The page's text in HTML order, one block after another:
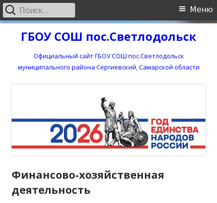
содержимому
ГБОУ СОШ пос.Светлодольск
Официальный сайт ГБОУ СОШ пос.Светлодольск
муниципального района Сергиевский, Самарской области
Основное
меню
Меню
Найти:
Финансово-хозяйственная
деятельность